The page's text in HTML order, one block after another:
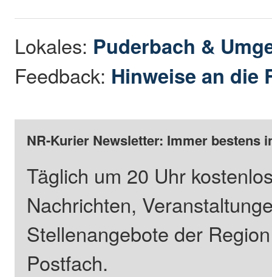
Lokales: Puderbach &
Feedback: Hinweise an die
NR-Kurier Newsletter: Immer bestens
Täglich um 20 Uhr
Nachrichten,
Stellenangebote der
Postfach.